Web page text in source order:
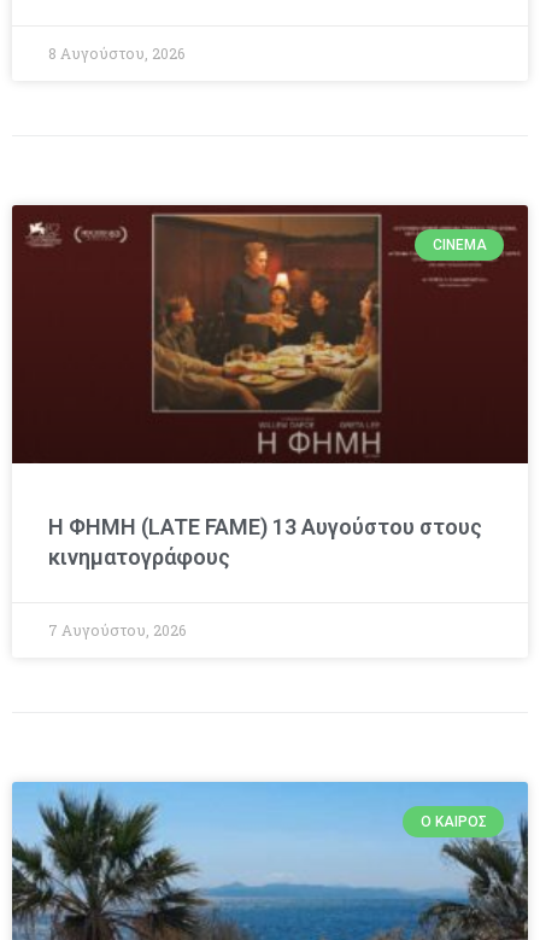
8 Αυγούστου, 2026
CINEMA
Η ΦΗΜΗ (LATE FAME) 13 Αυγούστου στους
κινηματογράφους
7 Αυγούστου, 2026
Ο ΚΑΙΡΌΣ